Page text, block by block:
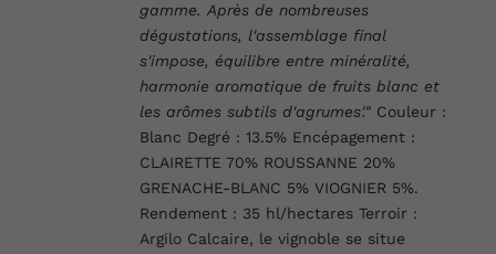
gamme. Après de nombreuses
dégustations, l'assemblage final
s'impose, équilibre entre minéralité,
harmonie aromatique de fruits blanc et
les arômes subtils d'agrumes'." Couleur :
Blanc Degré :13.5% Encépagement :
CLAIRETTE 70% ROUSSANNE 20%
GRENACHE-BLANC 5% VIOGNIER 5%.
Rendement : 35 hl/hectaresTerroir :
Argilo Calcaire, le vignoble se situe